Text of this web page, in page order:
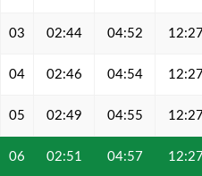
03 02:44 04:52 12:27
04 02:46 04:54 12:27
05 02:49 04:55 12:27
06 02:51 04:57 12:27